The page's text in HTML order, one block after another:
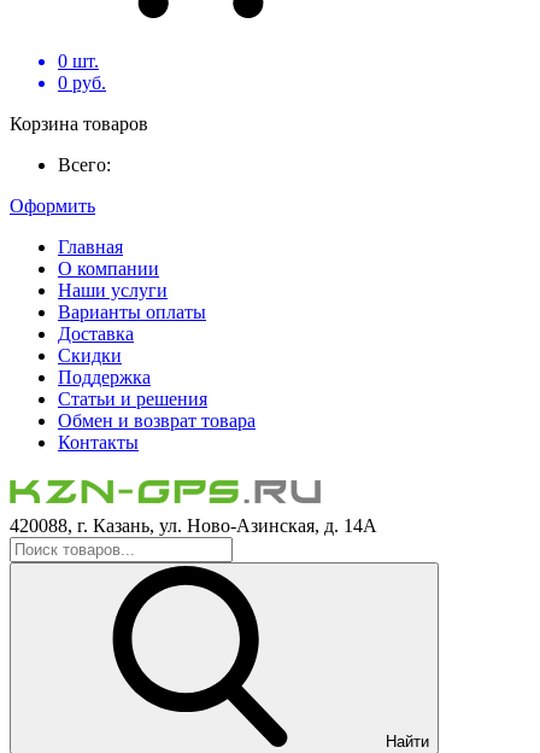
0 шт.
0 руб.
Корзина товаров
Всего:
Оформить
Главная
О компании
Наши услуги
Варианты оплаты
Доставка
Скидки
Поддержка
Статьи и решения
Обмен и возврат товара
Контакты
420088, г. Казань, ул. Ново-Азинская, д. 14А
Найти